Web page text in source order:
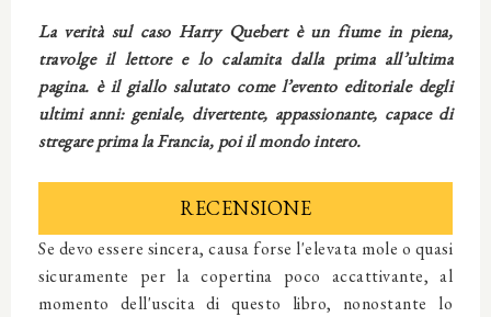
La verità sul caso Harry Quebert è un fiume in piena,
travolge il lettore e lo calamita dalla prima all’ultima
pagina. è il giallo salutato come l’evento editoriale degli
ultimi anni: geniale, divertente, appassionante, capace di
stregare prima la Francia, poi il mondo intero.
RECENSIONE
Se devo essere sincera, causa forse l'elevata mole o quasi
sicuramente per la copertina poco accattivante, al
momento dell'uscita di questo libro, nonostante lo